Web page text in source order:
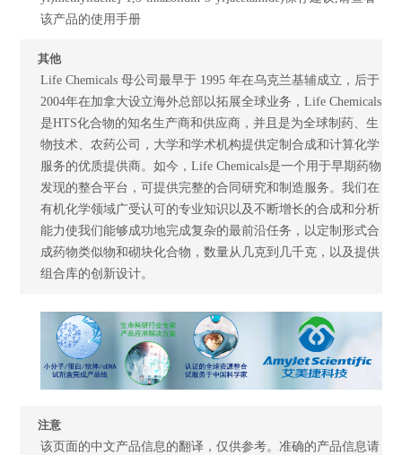
该产品的使用手册
其他
Life Chemicals 母公司最早于 1995 年在乌克兰基辅成立，后于
2004年在加拿大设立海外总部以拓展全球业务，Life Chemicals
是HTS化合物的知名生产商和供应商，并且是为全球制药、生
物技术、农药公司，大学和学术机构提供定制合成和计算化学
服务的优质提供商。如今，Life Chemicals是一个用于早期药物
发现的整合平台，可提供完整的合同研究和制造服务。我们在
有机化学领域广受认可的专业知识以及不断增长的合成和分析
能力使我们能够成功地完成复杂的最前沿任务，以定制形式合
成药物类似物和砌块化合物，数量从几克到几千克，以及提供
组合库的创新设计。
注意
该页面的中文产品信息的翻译，仅供参考。准确的产品信息请